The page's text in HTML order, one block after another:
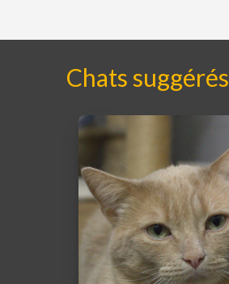
Chats suggérés